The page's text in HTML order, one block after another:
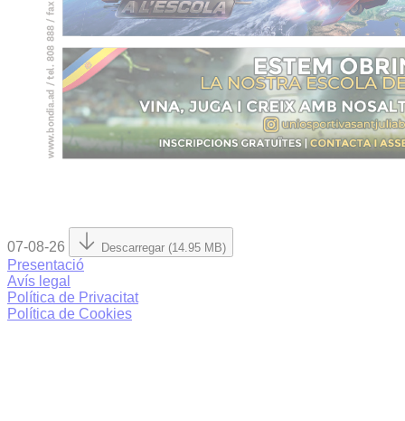
07-08-26 Descarregar (14.95 MB)
Presentació
Avís legal
Política de Privacitat
Política de Cookies